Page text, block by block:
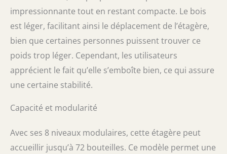
vin dispose d'une surface lisse qui résiste
aux fissures. Le bambou brut offre des
options de personnalisation pour colorer,
peindre ou vernir pour un look personnalisé
ou le laisser dans sa beauté naturelle
Assemblage sans effort : installez le stockage
de vin en seulement 5 minutes, aucun outil,
vis ou clou n'est nécessaire. Le processus
que toutes les pièces sont correctement
sécurité, retirez toutes les bouteilles avant de
repositionner le support.
impressionnante tout en restant compacte. Le bois
est léger, facilitant ainsi le déplacement de l’étagère,
bien que certaines personnes puissent trouver ce
poids trop léger. Cependant, les utilisateurs
apprécient le fait qu’elle s’emboîte bien, ce qui assure
une certaine stabilité.
Capacité et modularité
Avec ses 8 niveaux modulaires, cette étagère peut
accueillir jusqu’à 72 bouteilles. Ce modèle permet une